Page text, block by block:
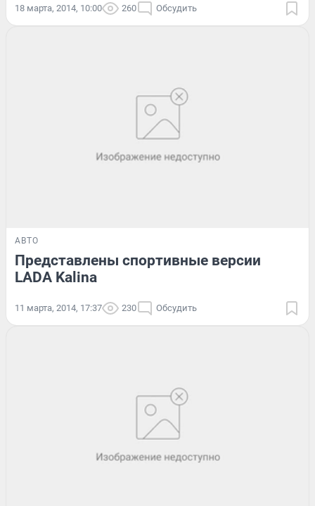
18 марта, 2014, 10:00 260 Обсудить
АВТО
Представлены спортивные версии
LADA Kalina
11 марта, 2014, 17:37 230 Обсудить